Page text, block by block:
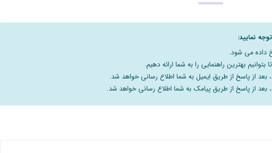
نمایید:
داده می شود.
بهترین راهنمایی را به شما ارائه دهیم.
از پاسخ از طریق ایمیل به شما اطلاع رسانی خواهد شد.
بعد از پاسخ از طریق پیامک به شما اطلاع رسانی خواهد شد.